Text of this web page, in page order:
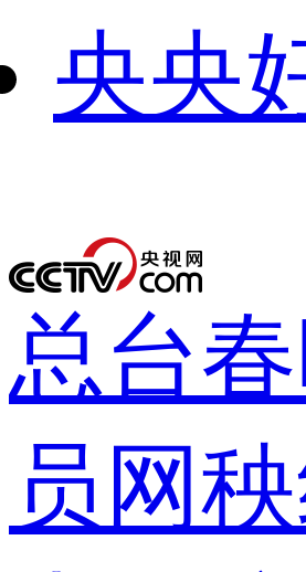
央央
下
录
登
总台
员网